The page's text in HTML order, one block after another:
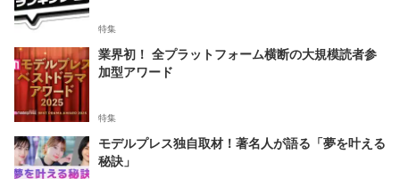
特集
業界初！ 全プラットフォーム横断の大規模読者参
加型アワード
特集
モデルプレス独自取材！著名人が語る「夢を叶える
秘訣」